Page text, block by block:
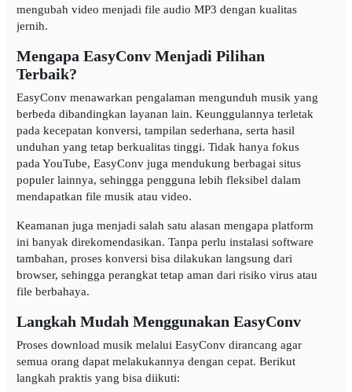
mengubah video menjadi file audio MP3 dengan kualitas
jernih.
Mengapa EasyConv Menjadi Pilihan
Terbaik?
EasyConv menawarkan pengalaman mengunduh musik yang
berbeda dibandingkan layanan lain. Keunggulannya terletak
pada kecepatan konversi, tampilan sederhana, serta hasil
unduhan yang tetap berkualitas tinggi. Tidak hanya fokus
pada YouTube, EasyConv juga mendukung berbagai situs
populer lainnya, sehingga pengguna lebih fleksibel dalam
mendapatkan file musik atau video.
Keamanan juga menjadi salah satu alasan mengapa platform
ini banyak direkomendasikan. Tanpa perlu instalasi software
tambahan, proses konversi bisa dilakukan langsung dari
browser, sehingga perangkat tetap aman dari risiko virus atau
file berbahaya.
Langkah Mudah Menggunakan EasyConv
Proses download musik melalui EasyConv dirancang agar
semua orang dapat melakukannya dengan cepat. Berikut
langkah praktis yang bisa diikuti: